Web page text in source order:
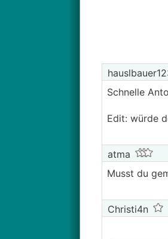
Schnelle
Edit: würde
atma
Musst du
Christi4n